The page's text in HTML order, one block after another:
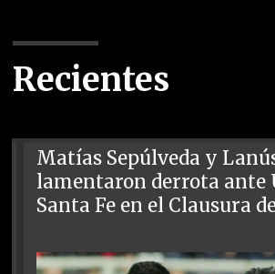
Recientes
Matías Sepúlveda y
lamentaron derrota ante
Santa Fe en el Clausura